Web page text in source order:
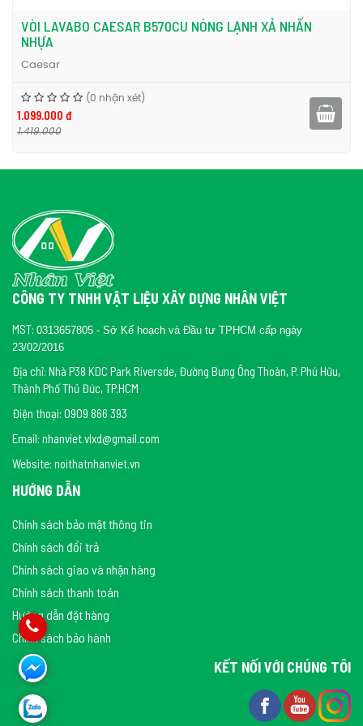
VÒI LAVABO CAESAR B570CU NÓNG LẠNH XẢ NHẤN
NHỰA
Caesar
(0 nhận xét)
1.099.000 đ
1.419.000
CÔNG TY TNHH VẬT LIỆU XÂY DỰNG NHÂN VIỆT
MST: 0313657805 - Sở Kế hoạch và Đầu tư TPHCM cấp ngày
23/02/2016
Địa chỉ: Nhà P38 KDC Park Riversde, Đường Bưng Ông Thoàn, P. Phú Hữu,
Thành Phố Thủ Đức, TP.HCM
Điện thoại: 0909 866 393
Email: nhanviet.vlxd@gmail.com
Website: noithatnhanviet.vn
HƯỚNG DẪN
Chính sách bảo mật thông tin
Chính sách đổi trả
Chính sách giao và nhận hàng
Chính sách thanh toán
Hướng dẫn đặt hàng
Chính sách bảo hành
KẾT NỐI VỚI CHÚNG TÔI